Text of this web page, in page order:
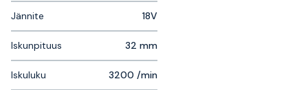
Jännite 18V
Iskunpituus 32 mm
Iskuluku 3200 /min